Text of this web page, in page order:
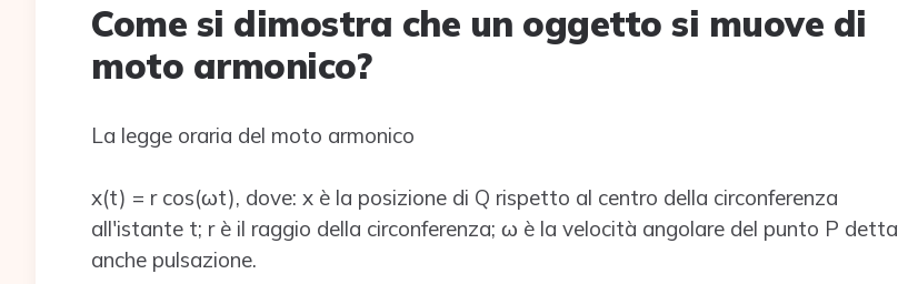
Come si dimostra che un oggetto si muove di
moto armonico?
La legge oraria del moto armonico
x(t) = r cos(ωt), dove: x è la posizione di Q rispetto al centro della circonferenza
all'istante t; r è il raggio della circonferenza; ω è la velocità angolare del punto P detta
anche pulsazione.